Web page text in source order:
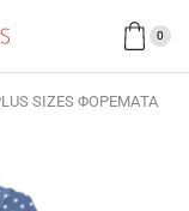
0
SIZES ΦΟΡΕΜΑΤΑ